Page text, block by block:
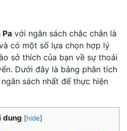
Pa với ngân sách chắc chắn là
có một số lựa chọn hợp lý
sở thích của bạn về sự thoải
Dưới đây là bảng phân tích
sách nhất để thực hiện
dung [hide]